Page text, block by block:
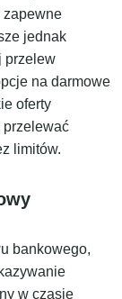
zapewne
jednak
przelew
na darmowe
oferty
przelewać
limitów.
bankowego,
w czasie